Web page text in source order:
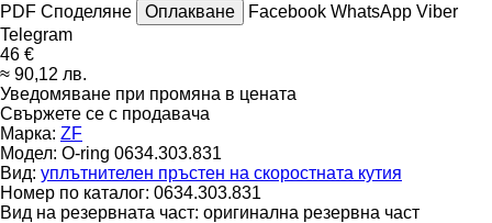
PDF Споделяне Оплакване Facebook WhatsApp Viber
Telegram
46 €
≈ 90,12 лв.
Уведомяване при промяна в цената
Свържете се с продавача
Марка: ZF
Модел: O-ring 0634.303.831
Вид: уплътнителен пръстен на скоростната кутия
Номер по каталог: 0634.303.831
Вид на резервната част: оригинална резервна част